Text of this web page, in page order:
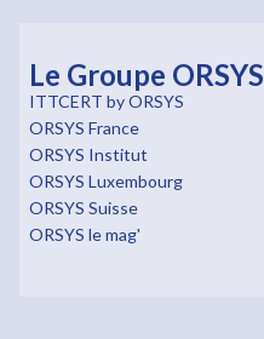
Le Groupe ORSYS
ITTCERT by ORSYS
ORSYS France
ORSYS Institut
ORSYS Luxembourg
ORSYS Suisse
ORSYS le mag'